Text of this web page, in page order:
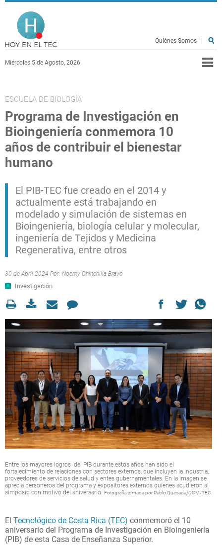
Pasar al contenido principal
Miércoles 5 de Agosto, 2026
Quiénes Somos
ESCUELA DE BIOLOGÍA
Programa de Investigación en
Bioingeniería conmemora 10
años de contribuir el bienestar
humano
El PIB-TEC fue creado en el 2014 y
actualmente está trabajando en
modelado y simulación de sistemas en
Bioingeniería, biología celular y molecular,
ingeniería de Tejidos y Medicina
Regenerativa, entre otros
30 de Abril 2024 Por: Noemy Chinchilla Bravo
Investigación
Entre los mayores logros del PIB durante estos años han sido el
fortalecimiento de relaciones con sectores externos, que incluyen la industria,
proveedores de servicios de salud y entes gubernamentales. En la imagen se
aprecia personeros del programa y expositores externos quienes acudieron al
simposio con motivo del aniversario. Fotografía tomada por Pablo Quesada/OCM/TEC.
El Tecnológico de Costa Rica (TEC) conmemoró el 10
aniversario del Programa de Investigación en Bioingeniería
(PIB) de esta Casa de Enseñanza Superior.